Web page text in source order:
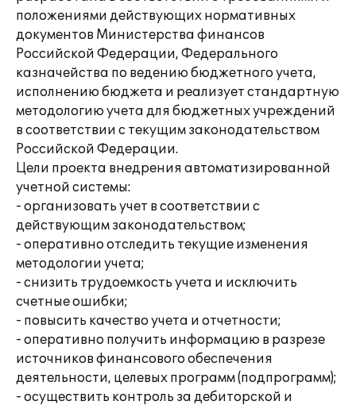
положениями действующих нормативных
документов Министерства финансов
Российской Федерации, Федерального
казначейства по ведению бюджетного учета,
исполнению бюджета и реализует стандартную
методологию учета для бюджетных учреждений
в соответствии с текущим законодательством
Российской Федерации.
Цели проекта внедрения автоматизированной
учетной системы:
- организовать учет в соответствии с
действующим законодательством;
- оперативно отследить текущие изменения
методологии учета;
- снизить трудоемкость учета и исключить
счетные ошибки;
- повысить качество учета и отчетности;
- оперативно получить информацию в разрезе
источников финансового обеспечения
деятельности, целевых программ (подпрограмм);
- осуществить контроль за дебиторской и